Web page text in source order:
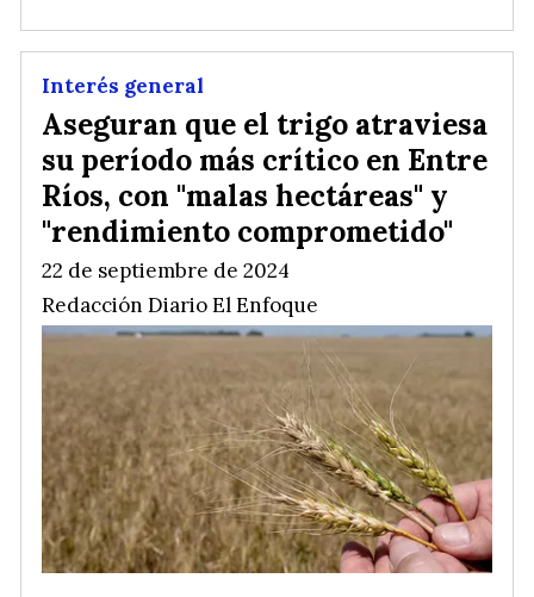
Aseguran que el trigo atraviesa
su período más crítico en Entre
Ríos, con "malas hectáreas" y
"rendimiento comprometido"
Redacción Diario El Enfoque
Interés general
22 de septiembre de 2024